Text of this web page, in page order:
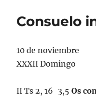
Consuelo
10 de noviembre
XXXII Domingo
II Ts 2, 16-3,5Os